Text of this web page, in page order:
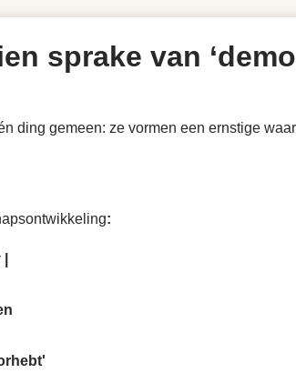
sprake van
ding gemeen: ze vormen een ernstige
: